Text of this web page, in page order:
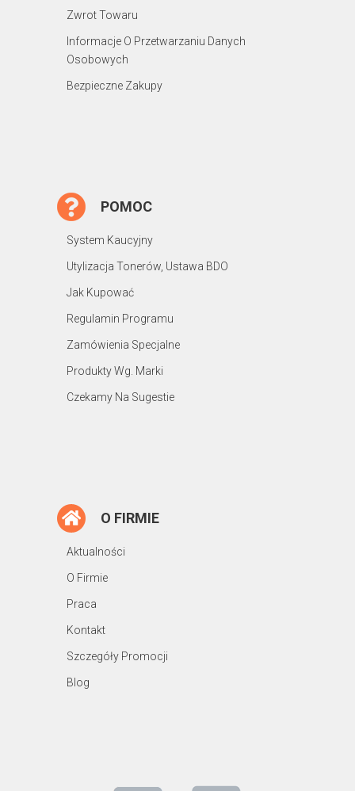
Zwrot Towaru
Informacje O Przetwarzaniu Danych
Osobowych
Bezpieczne Zakupy
POMOC
System Kaucyjny
Utylizacja Tonerów, Ustawa BDO
Jak Kupować
Regulamin Programu
Zamówienia Specjalne
Produkty Wg. Marki
Czekamy Na Sugestie
O FIRMIE
Aktualności
O Firmie
Praca
Kontakt
Szczegóły Promocji
Blog